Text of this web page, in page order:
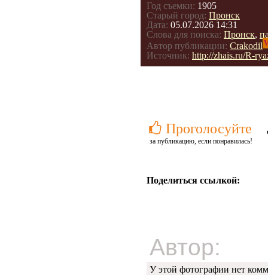
Год съемки: 1905
Старый город: Пронск
Дата: 05.07.2026 14:31
Слова для поиска: Пронск,
Автор публикации: Crakodil
Источник: http://zhais.ru/R-
Проголосуйте
за публикацию, если понравилась!
Поделиться ссылкой:
Автор:
У этой фотографии нет